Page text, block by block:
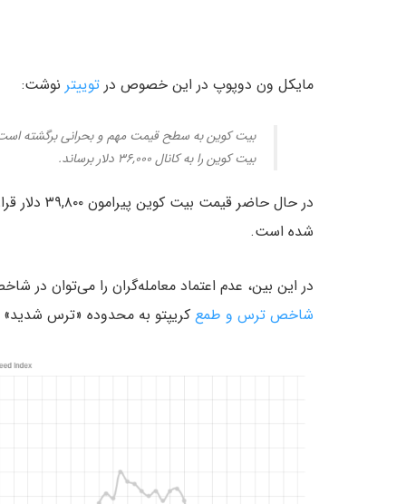
مایکل ون دوپوپ در این خصوص در توییتر نوشت:
بیت کوین به سطح قیمت مهم و بحرانی برگشته
بیت کوین را به کانال ۳۶,۰۰۰ دلار برساند.
شده است.
در این بین، عدم اعتماد معامله‌گران را می‌توان در
شاخص ترس و طمع کریپتو به محدوده «ترس